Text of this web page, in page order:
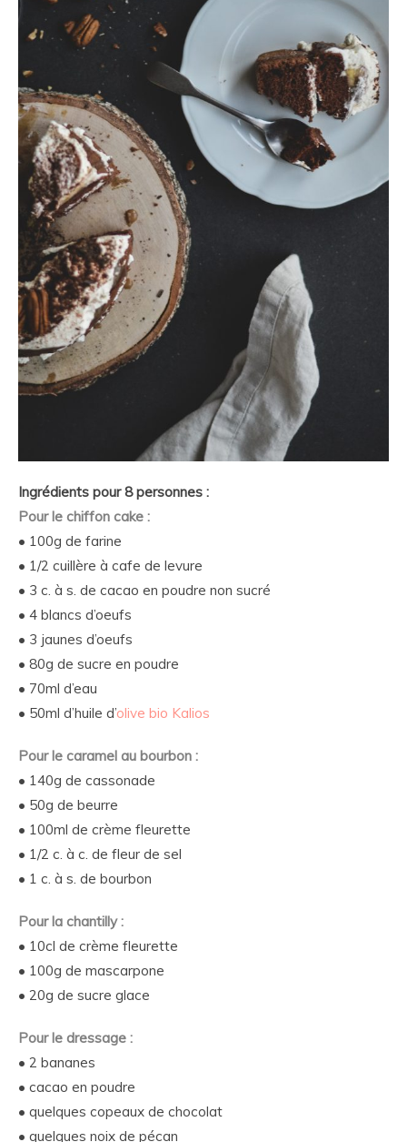
Ingrédients pour 8 personnes :
Pour le chiffon cake :
• 100g de farine
• 1/2 cuillère à cafe de levure
• 3 c. à s. de cacao en poudre non sucré
• 4 blancs d’oeufs
• 3 jaunes d’oeufs
• 80g de sucre en poudre
• 70ml d’eau
• 50ml d’huile d’olive bio Kalios
Pour le caramel au bourbon :
• 140g de cassonade
• 50g de beurre
• 100ml de crème fleurette
• 1/2 c. à c. de fleur de sel
• 1 c. à s. de bourbon
Pour la chantilly :
• 10cl de crème fleurette
• 100g de mascarpone
• 20g de sucre glace
Pour le dressage :
• 2 bananes
• cacao en poudre
• quelques copeaux de chocolat
• quelques noix de pécan